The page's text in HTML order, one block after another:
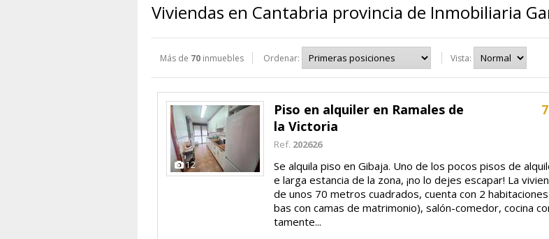
Viviendas en Cantabria provincia de Inmobiliaria
Más de 70 inmuebles Ordenar: Vista:
12
Piso en alquiler en Ramales de
la Victoria
Ref. 202626
Se alquila piso en Gibaja. Uno de los pocos pisos de
e larga estancia de la zona, ¡no lo dejes escapar! La
de unos 70 metros cuadrados, cuenta con 2
bas con camas de matrimonio), salón-comedor, cocina
tamente...